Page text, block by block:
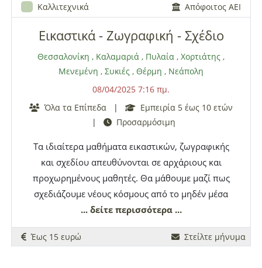
Καλλιτεχνικά Απόφοιτος ΑΕΙ
Εικαστικά - Ζωγραφική - Σχέδιο
Θεσσαλονίκη , Καλαμαριά , Πυλαία , Χορτιάτης ,
Μενεμένη , Συκιές , Θέρμη , Νεάπολη
08/04/2025 7:16 πμ.
Όλα τα Επίπεδα
|
Εμπειρία 5 έως 10 ετών
|
Προσαρμόσιμη
Tα ιδιαίτερα μαθήματα εικαστικών, ζωγραφικής
και σχεδίου απευθύνονται σε αρχάριους και
προχωρημένους μαθητές. Θα μάθουμε μαζί πως
σχεδιάζουμε νέους κόσμους από το μηδέν μέσα
από απλά και διασκεδαστικά βήματα. Ο σκοπός
των μαθημάτων είναι η γνώση των υλικών, η
προσωπική έκφραση μέσα από το χρώμα και το
... δείτε περισσότερα ...
Έως 15 ευρώ Στείλτε μήνυμα